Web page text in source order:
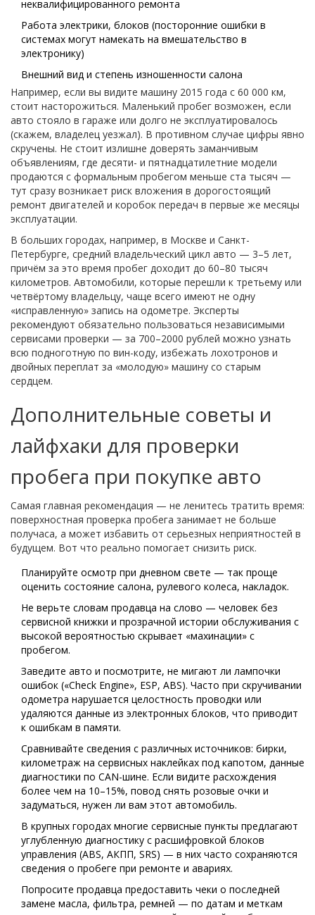
неквалифицированного ремонта
Работа электрики, блоков (посторонние ошибки в
системах могут намекать на вмешательство в
электронику)
Внешний вид и степень изношенности салона
Например, если вы видите машину 2015 года с 60 000 км,
стоит насторожиться. Маленький пробег возможен, если
авто стояло в гараже или долго не эксплуатировалось
(скажем, владелец уезжал). В противном случае цифры явно
скручены. Не стоит излишне доверять заманчивым
объявлениям, где десяти- и пятнадцатилетние модели
продаются с формальным пробегом меньше ста тысяч —
тут сразу возникает риск вложения в дорогостоящий
ремонт двигателей и коробок передач в первые же месяцы
эксплуатации.
В больших городах, например, в Москве и Санкт-
Петербурге, средний владельческий цикл авто — 3–5 лет,
причём за это время пробег доходит до 60–80 тысяч
километров. Автомобили, которые перешли к третьему или
четвёртому владельцу, чаще всего имеют не одну
«исправленную» запись на одометре. Эксперты
рекомендуют обязательно пользоваться независимыми
сервисами проверки — за 700–2000 рублей можно узнать
всю подноготную по вин-коду, избежать лохотронов и
двойных переплат за «молодую» машину со старым
сердцем.
Дополнительные советы и
лайфхаки для проверки
пробега при покупке авто
Самая главная рекомендация — не ленитесь тратить время:
поверхностная проверка пробега занимает не больше
получаса, а может избавить от серьезных неприятностей в
будущем. Вот что реально помогает снизить риск.
Планируйте осмотр при дневном свете — так проще
оценить состояние салона, рулевого колеса, накладок.
Не верьте словам продавца на слово — человек без
сервисной книжки и прозрачной истории обслуживания с
высокой вероятностью скрывает «махинации» с
пробегом.
Заведите авто и посмотрите, не мигают ли лампочки
ошибок («Check Engine», ESP, ABS). Часто при скручивании
одометра нарушается целостность проводки или
удаляются данные из электронных блоков, что приводит
к ошибкам в памяти.
Сравнивайте сведения с различных источников: бирки,
километраж на сервисных наклейках под капотом, данные
диагностики по CAN-шине. Если видите расхождения
более чем на 10–15%, повод снять розовые очки и
задуматься, нужен ли вам этот автомобиль.
В крупных городах многие сервисные пункты предлагают
углубленную диагностику с расшифровкой блоков
управления (ABS, АКПП, SRS) — в них часто сохраняются
сведения о пробеге при ремонте и авариях.
Попросите продавца предоставить чеки о последней
замене масла, фильтра, ремней — по датам и меткам